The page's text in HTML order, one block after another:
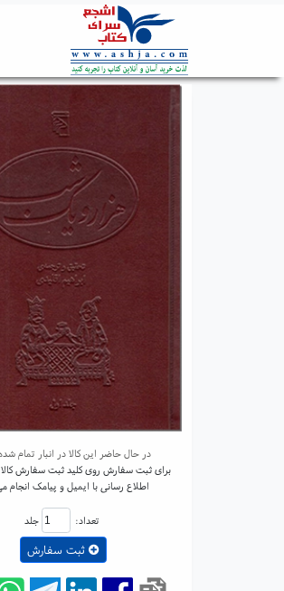
در حال حاضر این کالا در انبار تمام
برای ثبت سفارش روی کلید ثبت سفارش کالا
اطلاع رسانی با ایمیل و پیامک انجام
تعداد: جلد
ثبت سفارش